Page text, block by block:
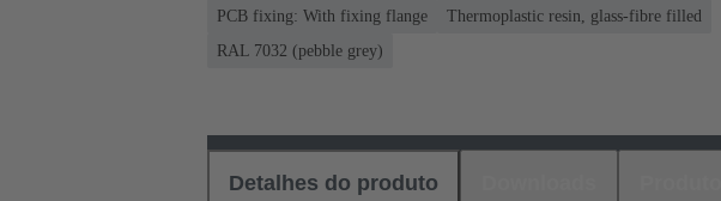
PCB fixing: With fixing flange
Thermoplastic resin, glass-fibre filled
RAL 7032 (pebble grey)
Detalhes do produto